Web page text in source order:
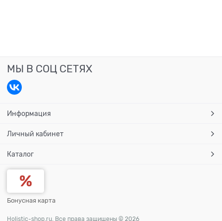
МЫ В СОЦ СЕТЯХ
Информация
Личный кабинет
Каталог
Бонусная карта
Holistic-shop.ru. Все права защищены © 2026